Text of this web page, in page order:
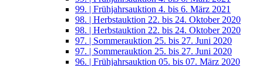
99. | Frühjahrsauktion 4. bis 6. März 2021
98. | Herbstauktion 22. bis 24. Oktober 2020
98. | Herbstauktion 22. bis 24. Oktober 2020
97. | Sommerauktion 25. bis 27. Juni 2020
97. | Sommerauktion 25. bis 27. Juni 2020
96. | Frühjahrsauktion 05. bis 07. März 2020